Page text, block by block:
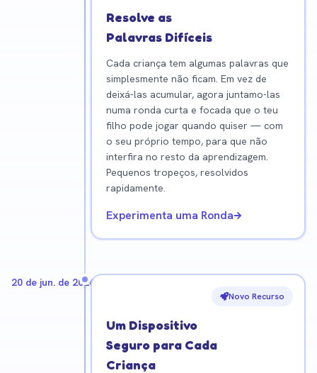
Resolve as
Palavras Difíceis
Cada criança tem algumas palavras que
simplesmente não ficam. Em vez de
deixá-las acumular, agora juntamo-las
numa ronda curta e focada que o teu
filho pode jogar quando quiser — com
o seu próprio tempo, para que não
interfira no resto da aprendizagem.
Pequenos tropeços, resolvidos
rapidamente.
Experimenta uma Ronda
20 de jun. de 2026
Novo Recurso
Um Dispositivo
Seguro para Cada
Criança